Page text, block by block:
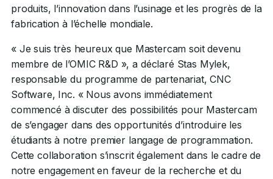
produits, l’innovation dans l’usinage et les progrès de la
fabrication à l’échelle mondiale.
« Je suis très heureux que Mastercam soit devenu
membre de l’OMIC R&D », a déclaré Stas Mylek,
responsable du programme de partenariat, CNC
Software, Inc. « Nous avons immédiatement
commencé à discuter des possibilités pour Mastercam
de s’engager dans des opportunités d’introduire les
étudiants à notre premier langage de programmation.
Cette collaboration s’inscrit également dans le cadre de
notre engagement en faveur de la recherche et du